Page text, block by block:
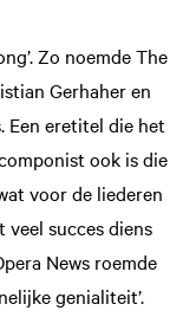
Zo noemde The
Gerhaher en
Een eretitel die het
ook is die
voor de liederen
veel succes diens
News roemde
genialiteit’.